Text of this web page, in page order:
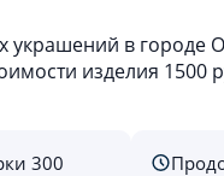
в городе
изделия 1500
300